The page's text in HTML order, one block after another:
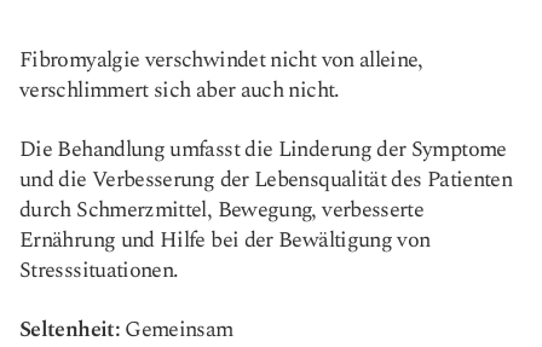
Fibromyalgie verschwindet nicht von alleine,
verschlimmert sich aber auch nicht.
Die Behandlung umfasst die Linderung der Symptome
und die Verbesserung der Lebensqualität des Patienten
durch Schmerzmittel, Bewegung, verbesserte
Ernährung und Hilfe bei der Bewältigung von
Stresssituationen.
Seltenheit:Gemeinsam